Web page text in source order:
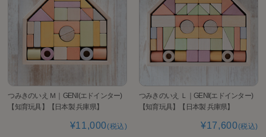
つみきのいえ Ｍ｜GENI(エドインター)
【知育玩具】【日本製 兵庫県】
¥11,000(税込)
つみきのいえ Ｌ｜GENI(エドインター)
【知育玩具】【日本製 兵庫県】
¥17,600(税込)